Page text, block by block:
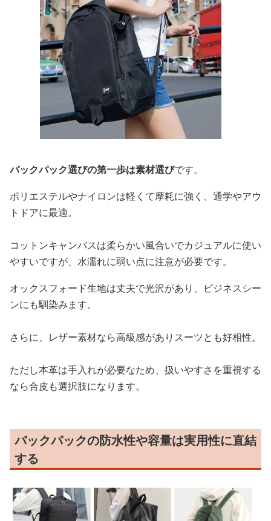
バックパック選びの第一歩は素材選びです。
ポリエステルやナイロンは軽くて摩耗に強く、通学やアウ
トドアに最適。
コットンキャンバスは柔らかい風合いでカジュアルに使い
やすいですが、水濡れに弱い点に注意が必要です。
オックスフォード生地は丈夫で光沢があり、ビジネスシー
ンにも馴染みます。
さらに、レザー素材なら高級感がありスーツとも好相性。
ただし本革は手入れが必要なため、扱いやすさを重視する
なら合皮も選択肢になります。
バックパックの防水性や容量は実用性に直結
する